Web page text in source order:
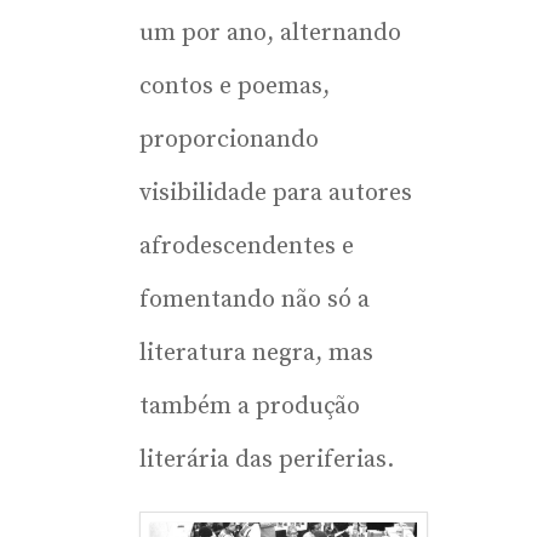
um por ano, alternando
contos e poemas,
proporcionando
visibilidade para autores
afrodescendentes e
fomentando não só a
literatura negra, mas
também a produção
literária das periferias.